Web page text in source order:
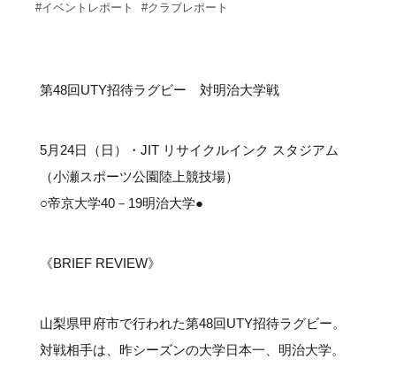
#メディア情報#キャンプ
#イベントレポート #クラブレポート
第48回UTY招待ラグビー 対明治大学戦
5月24日（日）・JIT リサイクルインク スタジアム
（小瀬スポーツ公園陸上競技場）
○帝京大学40－19明治大学●
《BRIEF REVIEW》
山梨県甲府市で行われた第48回UTY招待ラグビー。
対戦相手は、昨シーズンの大学日本一、明治大学。